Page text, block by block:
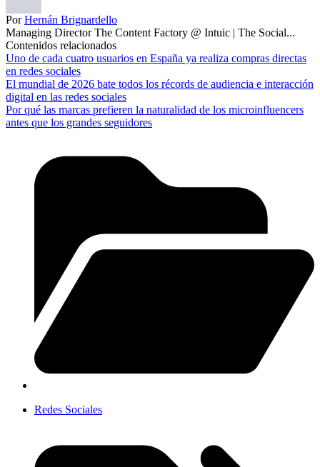
PorHernán Brignardello
Managing Director The Content Factory @ Intuic | The Social...
Contenidos relacionados
Uno de cada cuatro usuarios en España ya realiza compras directas
en redes sociales
El mundial de 2026 bate todos los récords de audiencia e interacción
digital en las redes sociales
Por qué las marcas prefieren la naturalidad de los microinfluencers
antes que los grandes seguidores
Redes Sociales